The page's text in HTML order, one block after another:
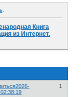
.
Книга
из Интернет.
1
2026-